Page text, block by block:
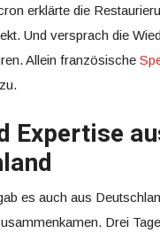
erklärte die
Und versprach die
Allein französische
Expertise
es auch aus
Drei